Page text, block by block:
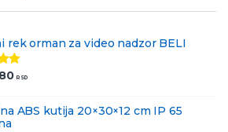
rek orman za video nadzor BELI
RSD
ABS kutija 20×30×12 cm IP 65